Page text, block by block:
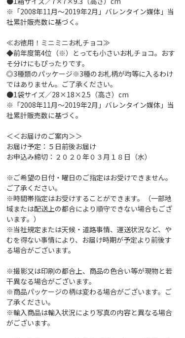
※「2008年11月～2019年2月」バレンタイン媒体」当
社累計販売数に基づく。
≪お徳用！ミニミニお札チョコ≫
◆前年度第4位（※）とっても小さいお札チョコ。おす
そ分けにもぴったりです。
◎3種類のパッケージ※3種のお札柄が均等に入るわけ
ではありません。ご了承ください。
●1袋サイズ／28×18×2.5（高さ）cm
※「2008年11月～2019年2月」バレンタイン媒体」当
社累計販売数に基づく。
＜＜お届けのご案内＞＞
お届け予定：５日前後お届け
お申込み締切：２０２０年０３月１８日（水）
※ご希望の日付・曜日のご指定はお受けできません。
ご了承ください。
※時間帯指定はお受けすることができます。（一部地
域または配送上の都合により順守できない場合もござ
います。）
※当社規定または天候・道路事情、運送状況など、や
むを得ない事情により、お届け時期が予定より前後す
る場合がございます。
※撮影又は印刷の都合上、商品の色合い等が現物と若
干異なる場合がございます。
※商品パッケージの柄は変わる場合がございます。ご
了承ください。
※輸入商品は輸入状況により写真の内容と異なる場合
がございます。